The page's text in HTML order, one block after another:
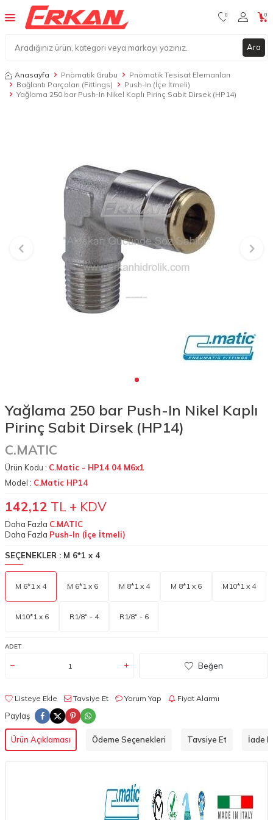
Ara
0 0
Anasayfa Pnömatik Grubu
Pnömatik Tesisat Elemanları
Bağlantı Parçaları (Fittings)
Push-In (İçe İtmeli)
Yağlama 250 bar Push-In Nikel Kaplı Pirinç Sabit Dirsek (HP14)
Yağlama 250 bar Push-In Nikel Kaplı
Pirinç Sabit Dirsek (HP14)
C.MATIC
Ürün Kodu : C.Matic - HP14 04 M6x1
Model : C.Matic HP14
142,12 TL + KDV
Daha Fazla C.MATIC
Daha Fazla Push-In (İçe İtmeli)
SEÇENEKLER : M 6*1 x 4
M 6*1 x 4 M 6*1 x 6 M 8*1 x 4 M 8*1 x 6 M10*1 x 4
M10*1 x 6 R1/8" - 4 R1/8" - 6
ADET
Beğen
Listeye Ekle Tavsiye Et Yorum Yap Fiyat Alarmı
Paylaş
Ürün Açıklaması Ödeme Seçenekleri Tavsiye Et İade